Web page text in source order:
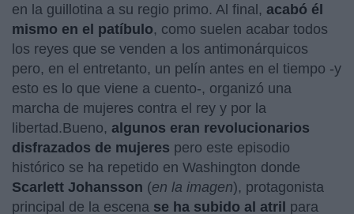
en la guillotina a su regio primo. Al final, acabó él
mismo en el patíbulo, como suelen acabar todos
los reyes que se venden a los antimonárquicos
pero, en el entretanto, un pelín antes en el tiempo -y
esto es lo que viene a cuento-, organizó una
marcha de mujeres contra el rey y por la
libertad.Bueno, algunos eran revolucionarios
disfrazados de mujeres pero este episodio
histórico se ha repetido en Washington donde
Scarlett Johansson (en la imagen), protagonista
principal de la escena se ha subido al atril para